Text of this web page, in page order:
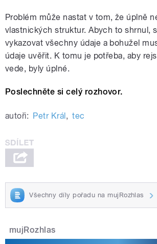
Problém může nastat v tom, že úplně
vlastnických struktur. Abych to shrnul,
vykazovat všechny údaje a bohužel
údaje uvěřit. K tomu je potřeba, aby
vede, byly úplné.
Poslechněte si celý rozhovor.
autoři: Petr Král, tec
Všechny díly pořadu na mujRozhlas
mujRozhlas